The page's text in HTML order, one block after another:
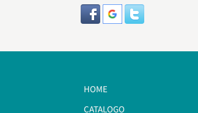
HOME
CATALOGO